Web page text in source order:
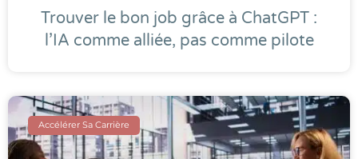
Trouver le bon job grâce à ChatGPT :
l’IA comme alliée, pas comme pilote
Accélérer Sa Carrière